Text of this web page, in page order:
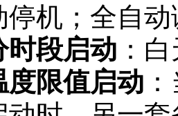
停机；全自
时段启动 ：
度限值启动